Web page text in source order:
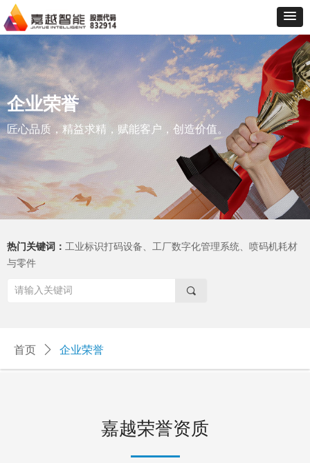
企业荣誉
匠心品质，精益求精，赋能客户，创造价值。
首页 ꄲ 企业荣誉
嘉越荣誉资质
热门关键词： 工业标识打码设备、工厂数字化管理系统、喷码机耗材
与零件
끠